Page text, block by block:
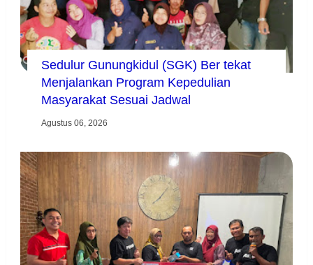
Sedulur Gunungkidul (SGK) Ber tekat
Menjalankan Program Kepedulian
Masyarakat Sesuai Jadwal
Agustus 06, 2026